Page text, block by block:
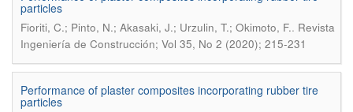
particles
Fioriti, C.; Pinto, N.; Akasaki, J.; Urzulin, T.; Okimoto, F.. Revista
Ingeniería de Construcción; Vol 35, No 2 (2020); 215-231
Performance of plaster composites incorporating rubber tire
particles